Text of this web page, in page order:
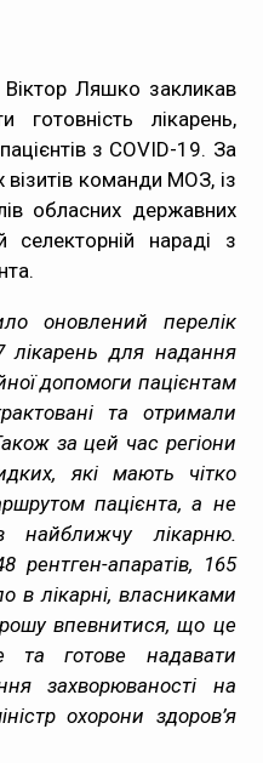
Віктор Ляшко закликав
готовність лікарень,
з COVID-19. За
візитів команди МОЗ, із
обласних державних
селекторній нараді з
оновлений перелік
лікарень для надання
допомоги пацієнтам
та отримали
за цей час регіони
які мають чітко
пацієнта, а не
найближчу лікарню.
апаратів, 165
в лікарні, власниками
впевнитися, що це
та готове надавати
захворюваності на
охорони здоров’я